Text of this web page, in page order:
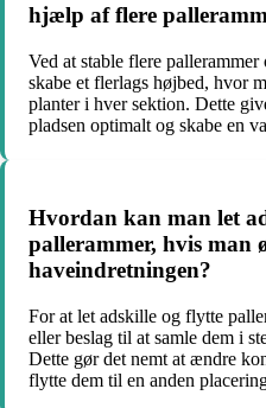
hjælp af flere
Ved at stable flere
skabe et flerlags højbed, hvor
planter i hver sektion. Dette
pladsen optimalt og skabe en
Hvordan kan man let
pallerammer, hvis man
haveindretningen?
For at let adskille og flytte
eller beslag til at samle dem i
Dette gør det nemt at ændre
flytte dem til en anden